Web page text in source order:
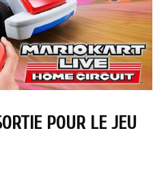
POUR LE JEU